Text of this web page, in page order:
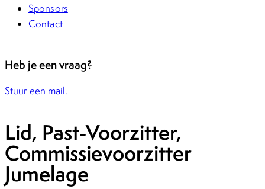
Sponsors
Contact
Heb je een vraag?
Stuur een mail.
Lid, Past-Voorzitter,
Commissievoorzitter
Jumelage